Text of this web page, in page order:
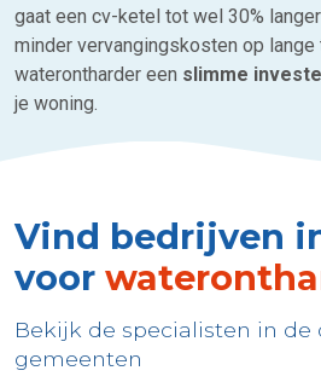
gaat een cv-ketel tot wel 30%
minder vervangingskosten op lange
waterontharder een slimme
je woning.
Vind bedrijven
voor
Bekijk de specialisten in
gemeenten